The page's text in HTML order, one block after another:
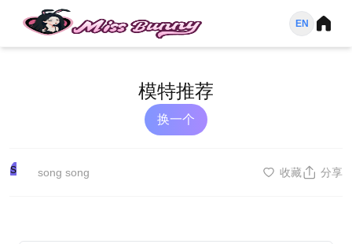
EN
模特推荐
换一个
s song song 收藏 分享